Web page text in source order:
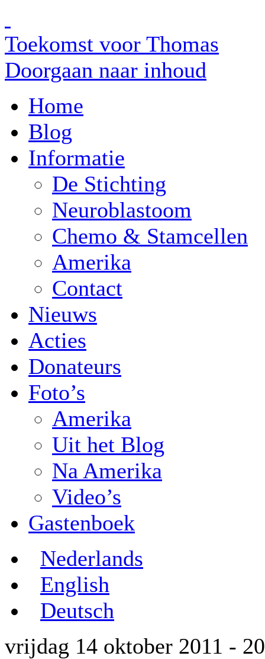
Toekomst voor Thomas
Doorgaan naar inhoud
Home
Blog
Informatie
De Stichting
Neuroblastoom
Chemo & Stamcellen
Amerika
Contact
Nieuws
Acties
Donateurs
Foto’s
Amerika
Uit het Blog
Na Amerika
Video’s
Gastenboek
Nederlands
English
Deutsch
vrijdag 14 oktober 2011 -